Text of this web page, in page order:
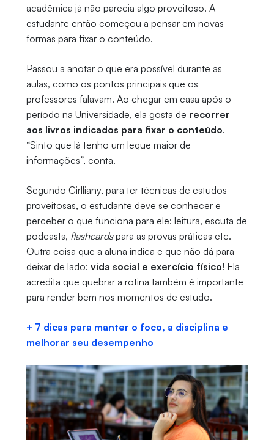
acadêmica já não parecia algo proveitoso. A
estudante então começou a pensar em novas
formas para fixar o conteúdo.
Passou a anotar o que era possível durante as
aulas, como os pontos principais que os
professores falavam. Ao chegar em casa após o
período na Universidade, ela gosta de recorrer
aos livros indicados para fixar o conteúdo.
“Sinto que lá tenho um leque maior de
informações”, conta.
Segundo Cirlliany, para ter técnicas de estudos
proveitosas, o estudante deve se conhecer e
perceber o que funciona para ele: leitura, escuta de
podcasts, flashcardspara as provas práticas etc.
Outra coisa que a aluna indica e que não dá para
deixar de lado: vida social e exercício físico! Ela
acredita que quebrar a rotina também é importante
para render bem nos momentos de estudo.
+ 7 dicas para manter o foco, a disciplina e
melhorar seu desempenho